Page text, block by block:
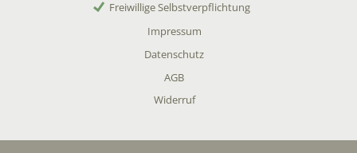
Freiwillige Selbstverpflichtung
Impressum
Datenschutz
AGB
Widerruf